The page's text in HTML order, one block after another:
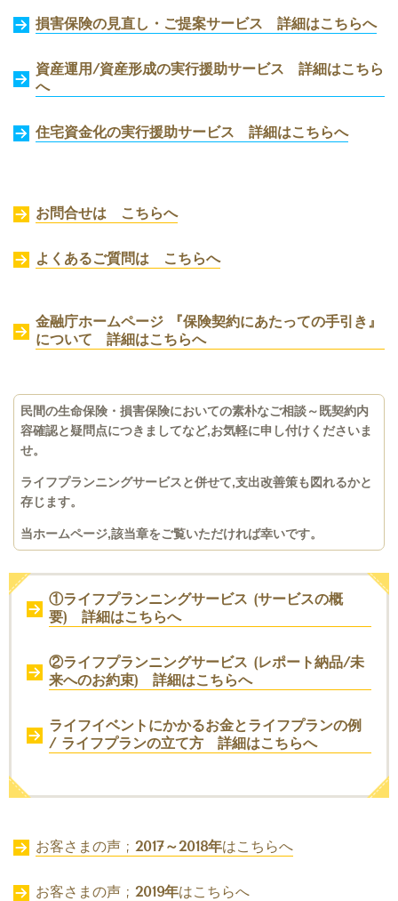
損害保険の見直し・ご提案サービス 詳細はこちらへ
資産運用/資産形成の実行援助サービス 詳細はこちら
へ
住宅資金化の実行援助サービス 詳細はこちらへ
お問合せは こちらへ
よくあるご質問は こちらへ
金融庁ホームページ 『保険契約にあたっての手引き』
について 詳細はこちらへ
民間の生命保険・損害保険においての素朴なご相談～既契約内
容確認と疑問点につきましてなど,お気軽に申し付けくださいま
せ。
ライフプランニングサービスと併せて,支出改善策も図れるかと
存じます。
当ホームページ,該当章をご覧いただければ幸いです。
①ライフプランニングサービス (サービスの概
要) 詳細はこちらへ
②ライフプランニングサービス (レポート納品/未
来へのお約束) 詳細はこちらへ
ライフイベントにかかるお金とライフプランの例
/ ライフプランの立て方 詳細はこちらへ
お客さまの声 ; 2017～2018年はこちらへ
お客さまの声 ; 2019年はこちらへ